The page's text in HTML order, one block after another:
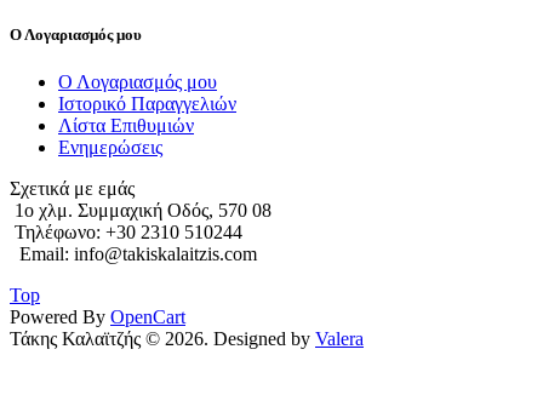
Ο Λογαριασμός μου
Ο Λογαριασμός μου
Ιστορικό Παραγγελιών
Λίστα Επιθυμιών
Ενημερώσεις
Σχετικά με εμάς
1o χλμ. Συμμαχική Οδός, 570 08
Τηλέφωνο: +30 2310 510244
Email: info@takiskalaitzis.com
Top
Powered By OpenCart
Τάκης Καλαϊτζής © 2026. Designed by Valera